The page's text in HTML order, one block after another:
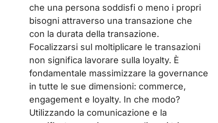
che una persona soddisfi o meno i propri
bisogni attraverso una transazione che
con la durata della transazione.
Focalizzarsi sul moltiplicare le transazioni
non significa lavorare sulla loyalty. È
fondamentale massimizzare la governance
in tutte le sue dimensioni: commerce,
engagement e loyalty. In che modo?
Utilizzando la comunicazione e la